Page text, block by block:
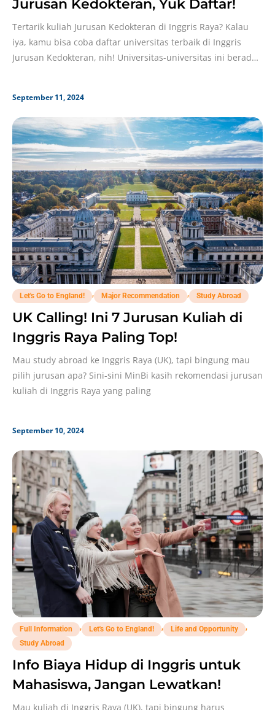
Jurusan Kedokteran, Yuk Daftar!
Tertarik kuliah Jurusan Kedokteran di Inggris Raya? Kalau
iya, kamu bisa coba daftar universitas terbaik di Inggris
Jurusan Kedokteran, nih! Universitas-universitas ini berada
September 11, 2024
Let's Go to England! , Major Recommendation , Study Abroad
UK Calling! Ini 7 Jurusan Kuliah di
Inggris Raya Paling Top!
Mau study abroad ke Inggris Raya (UK), tapi bingung mau
pilih jurusan apa? Sini-sini MinBi kasih rekomendasi jurusan
kuliah di Inggris Raya yang paling
September 10, 2024
Full Information , Let's Go to England! , Life and Opportunity
,
Study Abroad
Info Biaya Hidup di Inggris untuk
Mahasiswa, Jangan Lewatkan!
Mau kuliah di Inggris Raya (UK), tapi bingung harus